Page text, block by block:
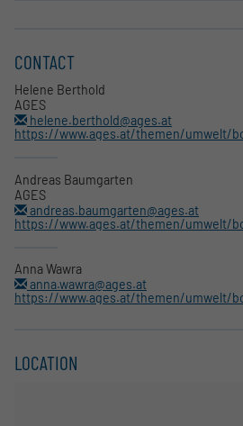
CONTACT
Helene Berthold
AGES
helene.berthold@ages.at
https://www.ages.at/themen/umwelt/
Andreas Baumgarten
AGES
andreas.baumgarten@ages.at
https://www.ages.at/themen/umwelt/
Anna Wawra
anna.wawra@ages.at
https://www.ages.at/themen/umwelt/
LOCATION